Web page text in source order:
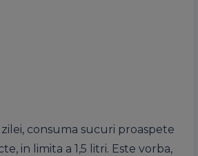
consuma sucuri proaspete
in limita a 1,5 litri. Este vorba,